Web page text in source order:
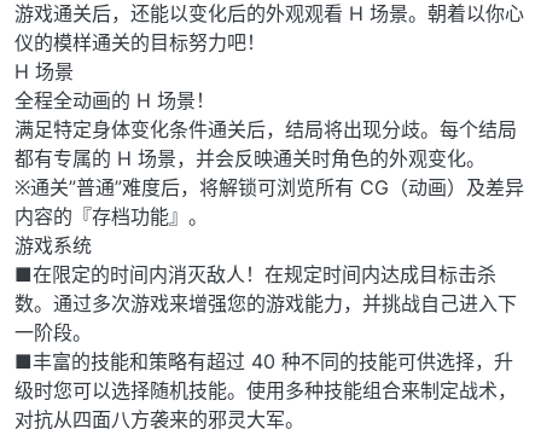
游戏通关后，还能以变化后的外观观看 H 场景。朝着以你心
仪的模样通关的目标努力吧！
H 场景
全程全动画的 H 场景！
满足特定身体变化条件通关后，结局将出现分歧。每个结局
都有专属的 H 场景，并会反映通关时角色的外观变化。
※通关”普通”难度后，将解锁可浏览所有 CG（动画）及差异
内容的『存档功能』。
游戏系统
■在限定的时间内消灭敌人！在规定时间内达成目标击杀
数。通过多次游戏来增强您的游戏能力，并挑战自己进入下
一阶段。
■丰富的技能和策略有超过 40 种不同的技能可供选择，升
级时您可以选择随机技能。使用多种技能组合来制定战术，
对抗从四面八方袭来的邪灵大军。